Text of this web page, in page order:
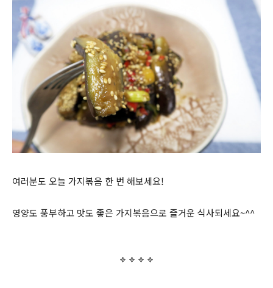
여러분도 오늘 가지볶음 한 번 해보세요!
영양도 풍부하고 맛도 좋은 가지볶음으로 즐거운 식사되세요~^^